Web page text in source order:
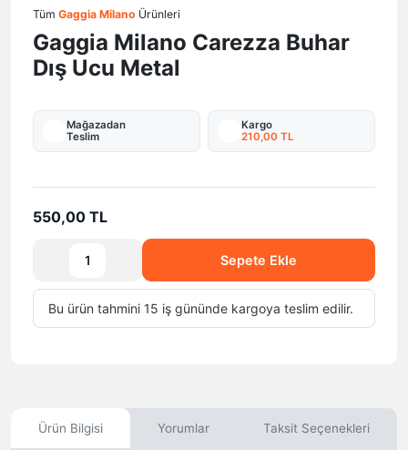
Tüm Gaggia Milano Ürünleri
Gaggia Milano Carezza Buhar
Dış Ucu Metal
Mağazadan
Teslim
Kargo
210,00 TL
550,00 TL
Sepete Ekle
Bu ürün tahmini 15 iş gününde kargoya teslim edilir.
Ürün Bilgisi Yorumlar Taksit Seçenekleri